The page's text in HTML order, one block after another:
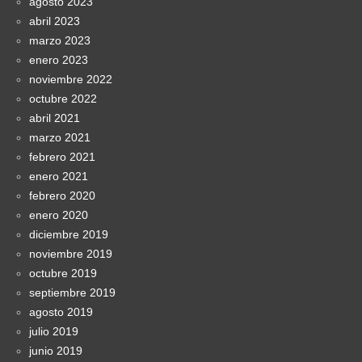
abril 2023
marzo 2023
enero 2023
noviembre 2022
octubre 2022
abril 2021
marzo 2021
febrero 2021
enero 2021
febrero 2020
enero 2020
diciembre 2019
noviembre 2019
octubre 2019
septiembre 2019
agosto 2019
julio 2019
junio 2019